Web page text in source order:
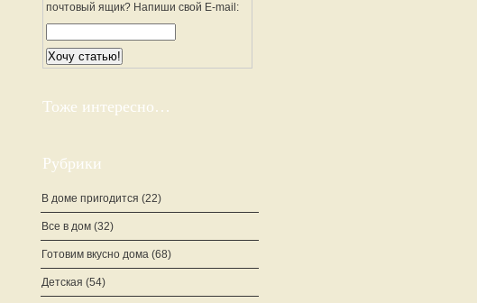
почтовый ящик? Напиши свой E-mail:
Тоже интересно…
Рубрики
В доме пригодится (22)
Все в дом (32)
Готовим вкусно дома (68)
Детская (54)